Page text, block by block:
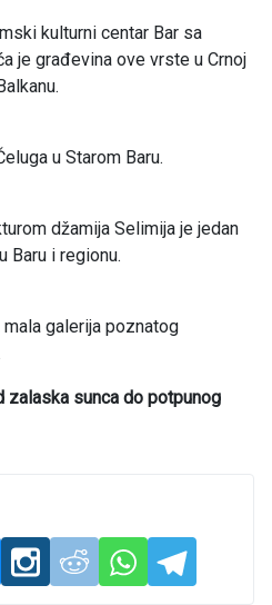
kulturni centar Bar sa
je građevina ove vrste u Crnoj
u Starom Baru.
džamija Selimija je jedan
Baru i regionu.
mala galerija poznatog
zalaska sunca do potpunog